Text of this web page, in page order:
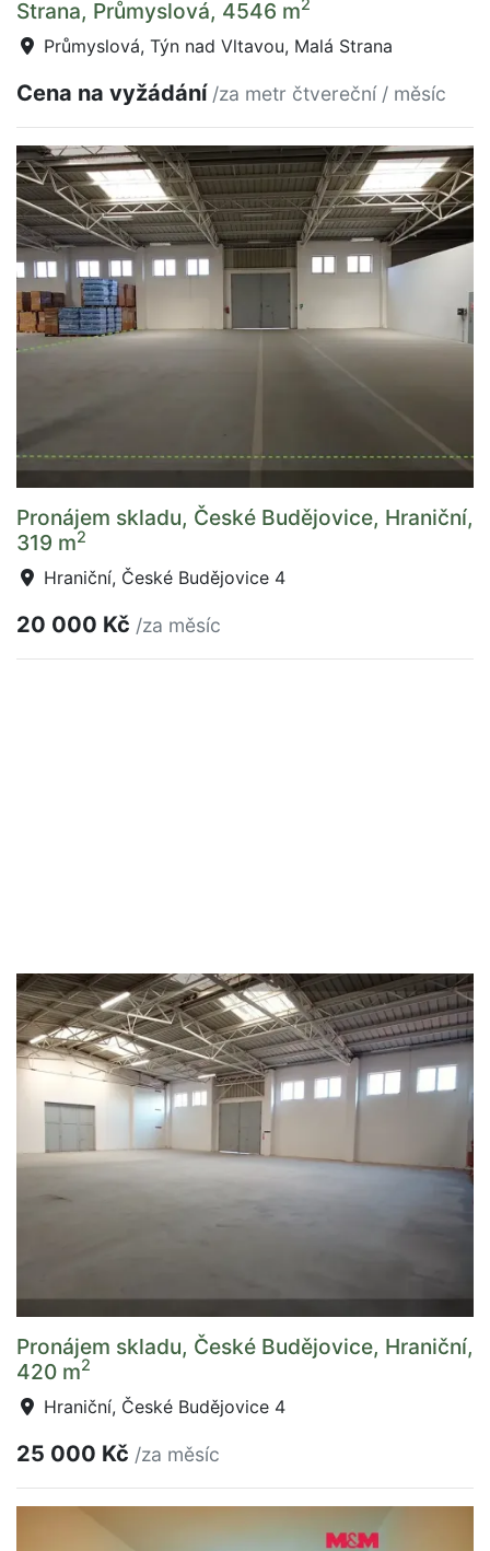
Strana, Průmyslová, 4546 m2
Průmyslová, Týn nad Vltavou, Malá Strana
Cena na vyžádání /za metr čtvereční / měsíc
Pronájem skladu, České Budějovice, Hraniční,
319 m2
Hraniční, České Budějovice 4
20 000 Kč /za měsíc
Pronájem skladu, České Budějovice, Hraniční,
420 m2
Hraniční, České Budějovice 4
25 000 Kč /za měsíc